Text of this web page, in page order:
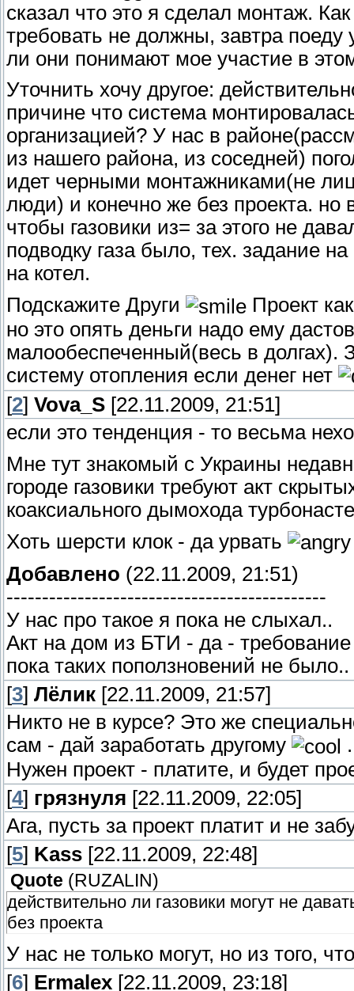
сказал что это я сделал монтаж.
требовать не должны, завтра поеду
ли они понимают мое участие в
Уточнить хочу другое:
причине что система
организацией? У нас в
из нашего района, из соседней)
идет черными монтажниками(не
люди) и конечно же без проекта. но
чтобы газовики из= за этого не
подводку газа было, тех. задание
на котел.
Подскажите Други
Проект
но это опять деньги надо ему
малообеспеченный(весь в долгах).
систему отопления если денег нет
[2] Vova_S [22.11.2009, 21:51]
если это тенденция - то весьма
Мне тут знакомый с Украины
городе газовики требуют акт
коаксиального дымохода
Хоть шерсти клок - да урвать
Добавлено (22.11.2009, 21:51)
---------------------------------------------
У нас про такое я пока не слыхал..
Акт на дом из БТИ - да -
пока таких поползновений не было..
[3] Лёлик [22.11.2009, 21:57]
Никто не в курсе? Это же
сам - дай заработать другому
Нужен проект - платите, и будет
[4] грязнуля [22.11.2009, 22:05]
Ага, пусть за проект платит и не
[5] Kass [22.11.2009, 22:48]
Quote ( RUZALIN )
действительно ли газовики могут не
без проекта
У нас не только могут, но из того,
[6] Ermalex [22.11.2009, 23:18]